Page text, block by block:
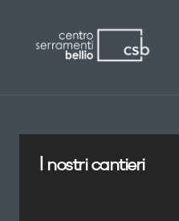
I nostri cantieri